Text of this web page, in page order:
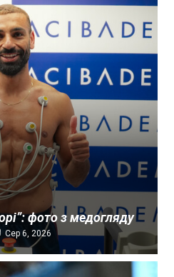
фото з медогляду
Сер 6, 2026